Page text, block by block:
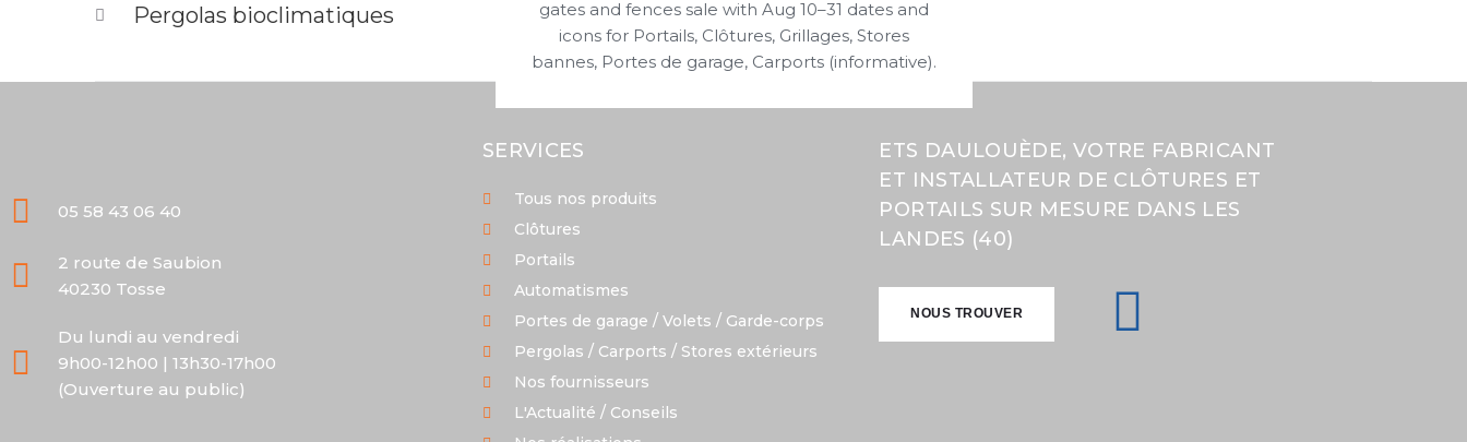
Pergolas bioclimatiques
05 58 43 06 40
2 route de Saubion
40230 Tosse
Du lundi au vendredi
9h00-12h00 | 13h30-17h00
(Ouverture au public)
SERVICES
Tous nos produits
Clôtures
Portails
Automatismes
Portes de garage / Volets / Garde-corps
Pergolas / Carports / Stores extérieurs
Nos fournisseurs
L'Actualité / Conseils
ETS DAULOUÈDE, VOTRE FABRICANT
ET INSTALLATEUR DE CLÔTURES ET
PORTAILS SUR MESURE DANS LES
LANDES (40)
NOUS TROUVER